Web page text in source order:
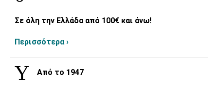
Σε όλη την Ελλάδα από 100€ και άνω!
Περισσότερα ›
Από το 1947